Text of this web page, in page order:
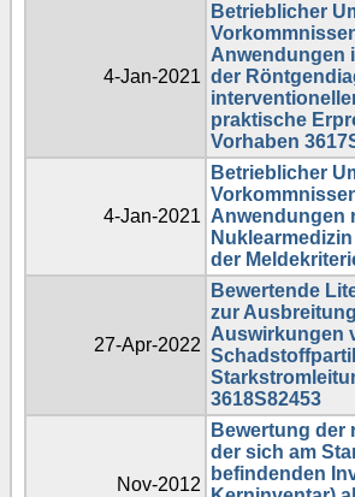
4-Jan-2021
Betrieblicher
Anwendungen
der
praktische
Vorhaben
4-Jan-2021
Betrieblicher
Anwendungen
der
27-Apr-2022
Bewertende
zur
Auswirkungen
3618S82453
Nov-2012
Bewertung der
der sich am
befindenden